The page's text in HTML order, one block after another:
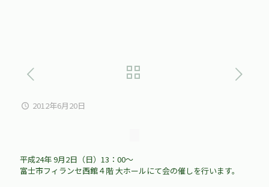
2012年6月20日
平成24年 9月2日（日）13：00～
富士市フィランセ西館４階 大ホールにて会の催しを行います。